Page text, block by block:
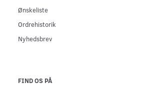
Ønskeliste
Ordrehistorik
Nyhedsbrev
FIND OS PÅ